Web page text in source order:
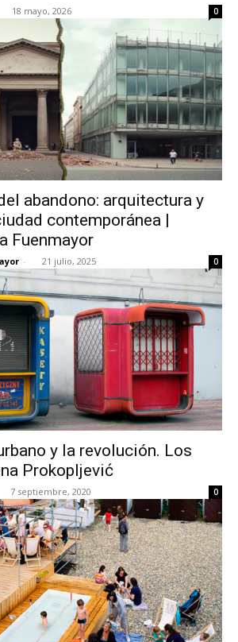
18 mayo, 2026 0
abandono: arquitectura y
contemporánea |
Fuenmayor
- 21 julio, 2025 0
y la revolución. Los
Prokopljević
7 septiembre, 2020 0